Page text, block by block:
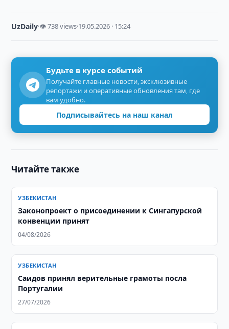
UzDaily·👁 738 views·19.05.2026 · 15:24
Будьте в курсе событий
Получайте главные новости, эксклюзивные
репортажи и оперативные обновления там, где
вам удобно.
Подписывайтесь на наш канал
Читайте также
УЗБЕКИСТАН
Законопроект о присоединении к Сингапурской
конвенции принят
04/08/2026
УЗБЕКИСТАН
Саидов принял верительные грамоты посла
Португалии
27/07/2026